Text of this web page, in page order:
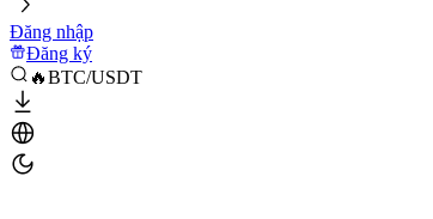
Đăng nhập
Đăng ký
🔥BTC/USDT